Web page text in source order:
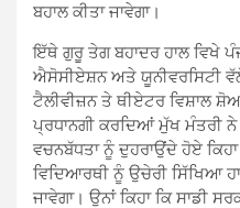
ਬਹਾਲ ਕੀਤਾ ਜਾਵੇਗਾ।
ਇੱਥੇ ਗੁਰੂ ਤੇਗ ਬਹਾਦਰ ਹਾਲ ਵਿਖੇ
ਐਸੋਸੀਏਸ਼ਨ ਅਤੇ ਯੂਨੀਵਰਸਿਟੀ ਵੱਲੋਂ
ਟੈਲੀਵੀਜ਼ਨ ਤੇ ਥੀਏਟਰ ਵਿਸ਼ਾਲ
ਪ੍ਰਧਾਨਗੀ ਕਰਦਿਆਂ ਮੁੱਖ ਮੰਤਰੀ
ਵਚਨਬੱਧਤਾ ਨੂੰ ਦੁਹਰਾਉਂਦੇ ਹੋਏ
ਵਿਦਿਆਰਥੀ ਨੂੰ ਉਚੇਰੀ ਸਿੱਖਿਆ
ਜਾਵੇਗਾ। ਉਨਾਂ ਕਿਹਾ ਕਿ ਸਾਡੀ